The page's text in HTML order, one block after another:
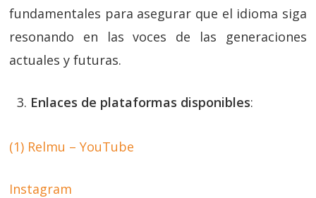
fundamentales para asegurar que el idioma siga
resonando en las voces de las generaciones
actuales y futuras.
Enlaces de plataformas disponibles:
(1) Relmu – YouTube
Instagram